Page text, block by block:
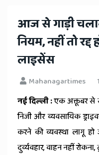
Hindi
News,
Hindi
Samachar,
Jaipur
Rajasthan
News
आज से गाड़ी
नियम, नहीं तो
लाइसेंस
Mahanagartimes
नई दिल्ली :एक अक्तूबर से
निजी और व्यवसायिक
करने की व्यवस्था लागू हो
दुर्व्यवहार, वाहन नहीं